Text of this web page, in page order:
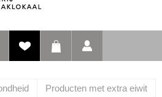
Producten met extra eiwit